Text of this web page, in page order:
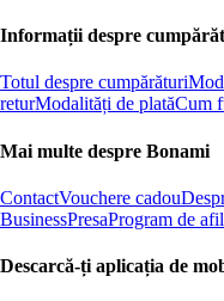
Informații despre
Totul despre cumpărături
returModalități de platăCum
Mai multe despre Bonami
ContactVouchere cadou
BusinessPresaProgram de
Descarcă-ți aplicația de